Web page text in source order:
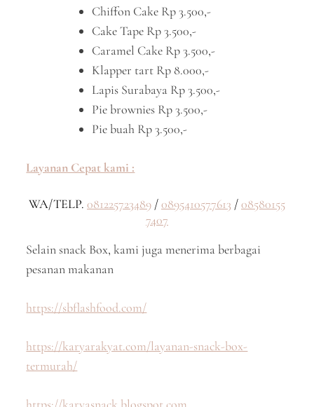
Chiffon Cake Rp 3.500,-
Cake Tape Rp 3.500,-
Caramel Cake Rp 3.500,-
Klapper tart Rp 8.000,-
Lapis Surabaya Rp 3.500,-
Pie brownies Rp 3.500,-
Pie buah Rp 3.500,-
Layanan Cepat kami :
WA/TELP. 081225723489 /0895410577613 /08580155
7407
Selain snack Box, kami juga menerima berbagai
pesanan makanan
https://sbflashfood.com/
https://karyarakyat.com/layanan-snack-box-
termurah/